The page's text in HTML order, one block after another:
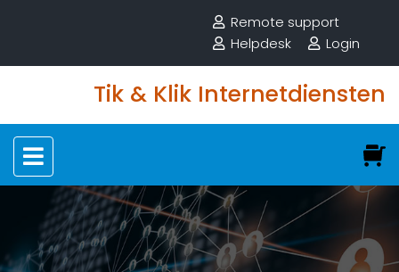
Remote support
Helpdesk
Login
Tik & Klik Internetdiensten